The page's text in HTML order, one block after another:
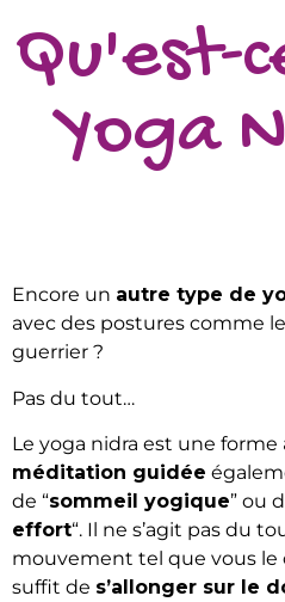
Qu'est-
Yoga
Encore un autre type de
avec des postures comme
guerrier ?
Pas du tout…
Le yoga nidra est une forme
méditation guidée
de “sommeil yogique” ou
effort“. Il ne s’agit pas du
mouvement tel que vous le
suffit de s’allonger sur le